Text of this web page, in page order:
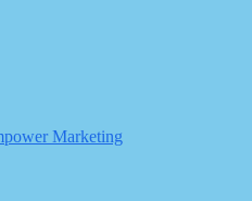
Marketing